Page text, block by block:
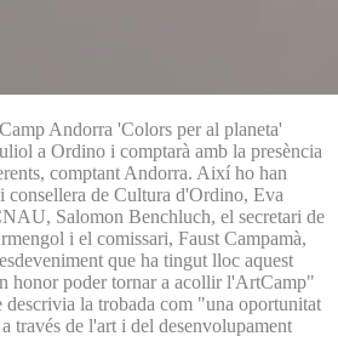
Andorra 'Colors per al planeta'
a Ordino i comptarà amb la presència
comptant Andorra. Així ho han
consellera de Cultura d'Ordino, Eva
Salomon Benchluch, el secretari de
i el comissari, Faust Campamà,
que ha tingut lloc aquest
honor poder tornar a acollir l'ArtCamp"
descrivia la trobada com "una oportunitat
través de l'art i del desenvolupament